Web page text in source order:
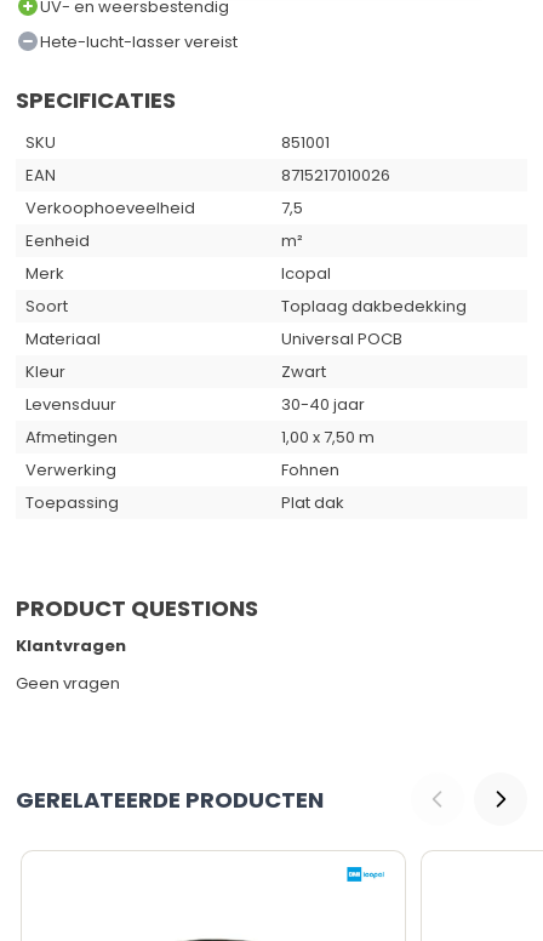
UV- en weersbestendig
Hete-lucht-lasser vereist
SPECIFICATIES
SKU
851001
EAN
8715217010026
Verkoophoeveelheid
7,5
Eenheid
m²
Merk
Icopal
Soort
Toplaag dakbedekking
Materiaal
Universal POCB
Kleur
Zwart
Levensduur
30-40 jaar
Afmetingen
1,00 x 7,50 m
Verwerking
Fohnen
Toepassing
Plat dak
PRODUCT QUESTIONS
Klantvragen
Geen vragen
GERELATEERDE PRODUCTEN